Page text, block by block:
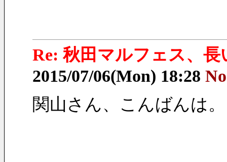
Re: 秋田マルフェス、
2015/07/06(Mon) 18:28
関山さん、こんばんは